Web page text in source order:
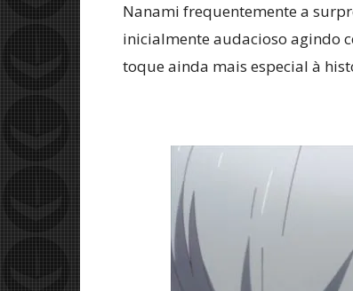
Nanami frequentemente a
inicialmente audacioso agindo
toque ainda mais especial à